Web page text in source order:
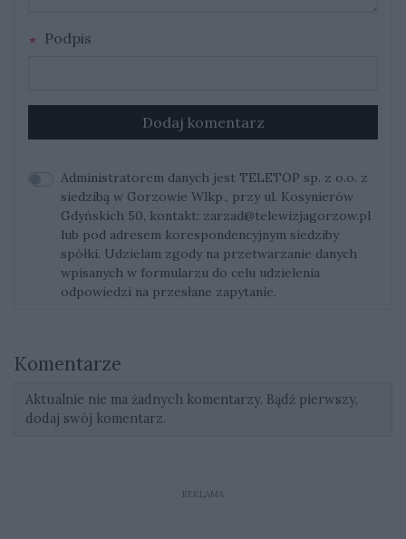
Podpis
Dodaj komentarz
Administratorem danych jest TELETOP sp. z o.o. z
siedzibą w Gorzowie Wlkp., przy ul. Kosynierów
Gdyńskich 50, kontakt: zarzad@telewizjagorzow.pl
lub pod adresem korespondencyjnym siedziby
spółki. Udzielam zgody na przetwarzanie danych
wpisanych w formularzu do celu udzielenia
odpowiedzi na przesłane zapytanie.
Komentarze
Aktualnie nie ma żadnych komentarzy. Bądź pierwszy,
dodaj swój komentarz.
REKLAMA